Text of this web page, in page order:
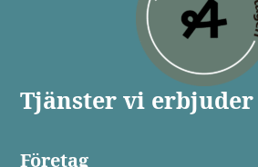
Tjänster vi erbjuder
Företag